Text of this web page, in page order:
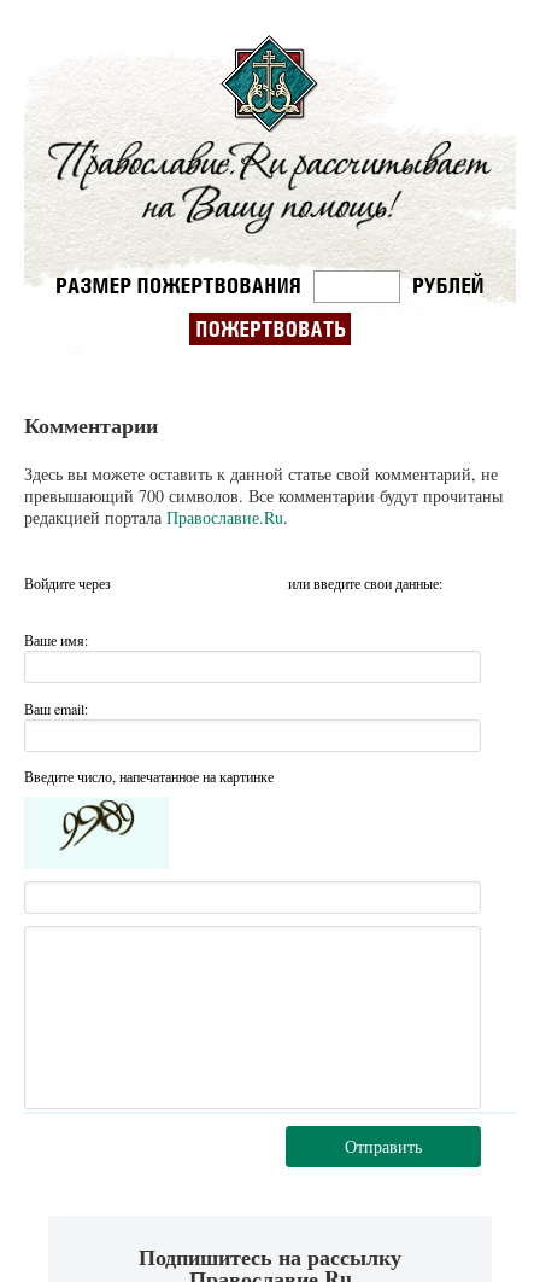
Комментарии
Здесь вы можете оставить к данной статье свой комментарий, не
превышающий 700 символов. Все комментарии будут прочитаны
редакцией портала Православие.Ru.
Войдите через или введите свои данные:
Ваше имя:
Ваш email:
Введите число, напечатанное на картинке
Отправить
Подпишитесь на рассылку